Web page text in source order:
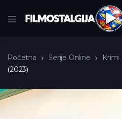
Početna Serije Online Krimi
(2023)